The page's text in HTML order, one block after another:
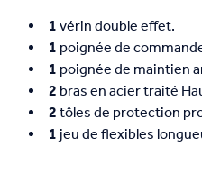
1 vérin double effet.
1 poignée de
1 poignée de maintien
2 bras en acier traité
2 tôles de protection
1 jeu de flexibles